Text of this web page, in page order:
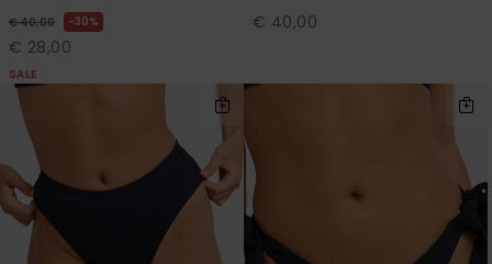
€ 40,00 30%
€ 28,00
SALE
€ 40,00